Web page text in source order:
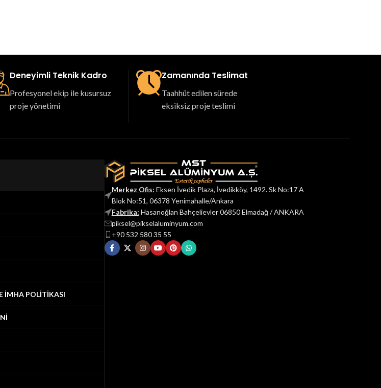
Deneyimli Teknik Kadro
Profesyonel ekip ile kusursuz
proje yönetimi
Zamanında Teslimat
Taahhüt edilen sürede
eksiksiz proje teslimi
İMHA POLİTİKASI
Merkez Ofis: Eksen İvedik Plaza, İvedikköy, 1492. Sk No:17 A
Blok No:51, 06378 Yenimahalle/Ankara
Fabrika: Hasanoğlan Bahçelievler 06850 Elmadağ / ANKARA
piksel@pikselaluminyum.com
+90 532 580 35 55